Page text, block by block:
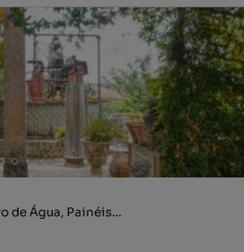
de Água, Painéis...